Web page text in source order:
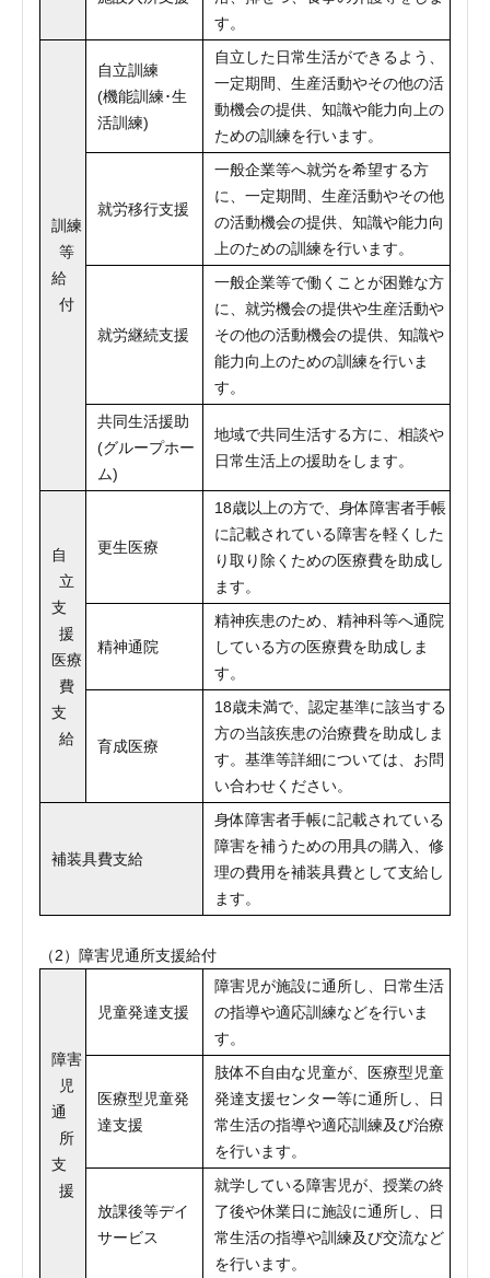
す。
訓練
等
給
付
自立訓練
(機能訓練･生
活訓練)
自立した日常生活ができるよう、
一定期間、生産活動やその他の活
動機会の提供、知識や能力向上の
ための訓練を行います。
就労移行支援
一般企業等へ就労を希望する方
に、一定期間、生産活動やその他
の活動機会の提供、知識や能力向
上のための訓練を行います。
就労継続支援
一般企業等で働くことが困難な方
に、就労機会の提供や生産活動や
その他の活動機会の提供、知識や
能力向上のための訓練を行いま
す。
共同生活援助
(グループホー
ム)
地域で共同生活する方に、相談や
日常生活上の援助をします。
自
立
支
援
医療
費
支
給
更生医療
18歳以上の方で、身体障害者手帳
に記載されている障害を軽くした
り取り除くための医療費を助成し
ます。
精神通院
精神疾患のため、精神科等へ通院
している方の医療費を助成しま
す。
育成医療
18歳未満で、認定基準に該当する
方の当該疾患の治療費を助成しま
す。基準等詳細については、お問
い合わせください。
補装具費支給
身体障害者手帳に記載されている
障害を補うための用具の購入、修
理の費用を補装具費として支給し
ます。
（2）障害児通所支援給付
障害
児
通
所
支
援
児童発達支援
障害児が施設に通所し、日常生活
の指導や適応訓練などを行いま
す。
医療型児童発
達支援
肢体不自由な児童が、医療型児童
発達支援センター等に通所し、日
常生活の指導や適応訓練及び治療
を行います。
放課後等デイ
サービス
就学している障害児が、授業の終
了後や休業日に施設に通所し、日
常生活の指導や訓練及び交流など
を行います。